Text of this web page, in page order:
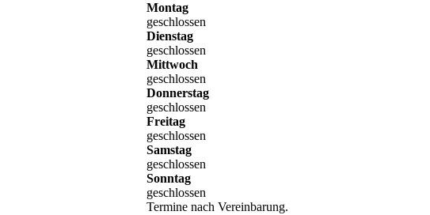
Montag
geschlossen
Dienstag
geschlossen
Mittwoch
geschlossen
Donnerstag
geschlossen
Freitag
geschlossen
Samstag
geschlossen
Sonntag
geschlossen
Termine nach Vereinbarung.